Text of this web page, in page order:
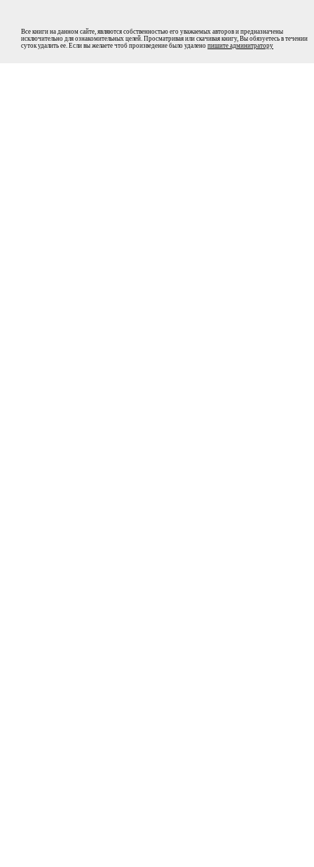
Все книги на данном сайте, являются собственностью его уважаемых авторов и предназначены
исключительно для ознакомительных целей. Просматривая или скачивая книгу, Вы обязуетесь в течении
суток удалить ее. Если вы желаете чтоб произведение было удалено пишите админитратору